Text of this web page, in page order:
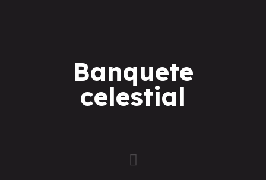
Banquete
celestial